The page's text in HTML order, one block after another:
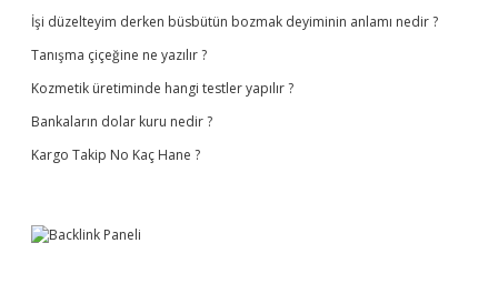
İşi düzelteyim derken büsbütün bozmak deyiminin anlamı nedir ?
Tanışma çiçeğine ne yazılır ?
Kozmetik üretiminde hangi testler yapılır ?
Bankaların dolar kuru nedir ?
Kargo Takip No Kaç Hane ?